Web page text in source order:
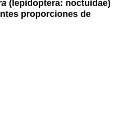
(lepidoptera: noctuidae)
proporciones de